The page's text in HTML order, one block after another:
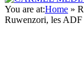
You are at:Home »
Ruwenzori, les ADF